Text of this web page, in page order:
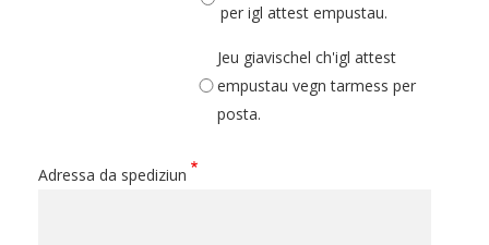
per igl attest empustau.
Jeu giavischel ch'igl attest
empustau vegn tarmess per
posta.
Adressa da spediziun